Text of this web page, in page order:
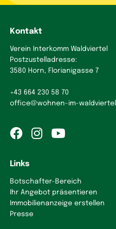
Kontakt
Verein Interkomm Waldviertel
Postzustelladresse:
3580 Horn, Florianigasse 7
+43 664 230 58 70
office@wohnen-im-
Links
Botschafter-Bereich
Ihr Angebot präsentieren
Immobilienanzeige erstellen
Presse